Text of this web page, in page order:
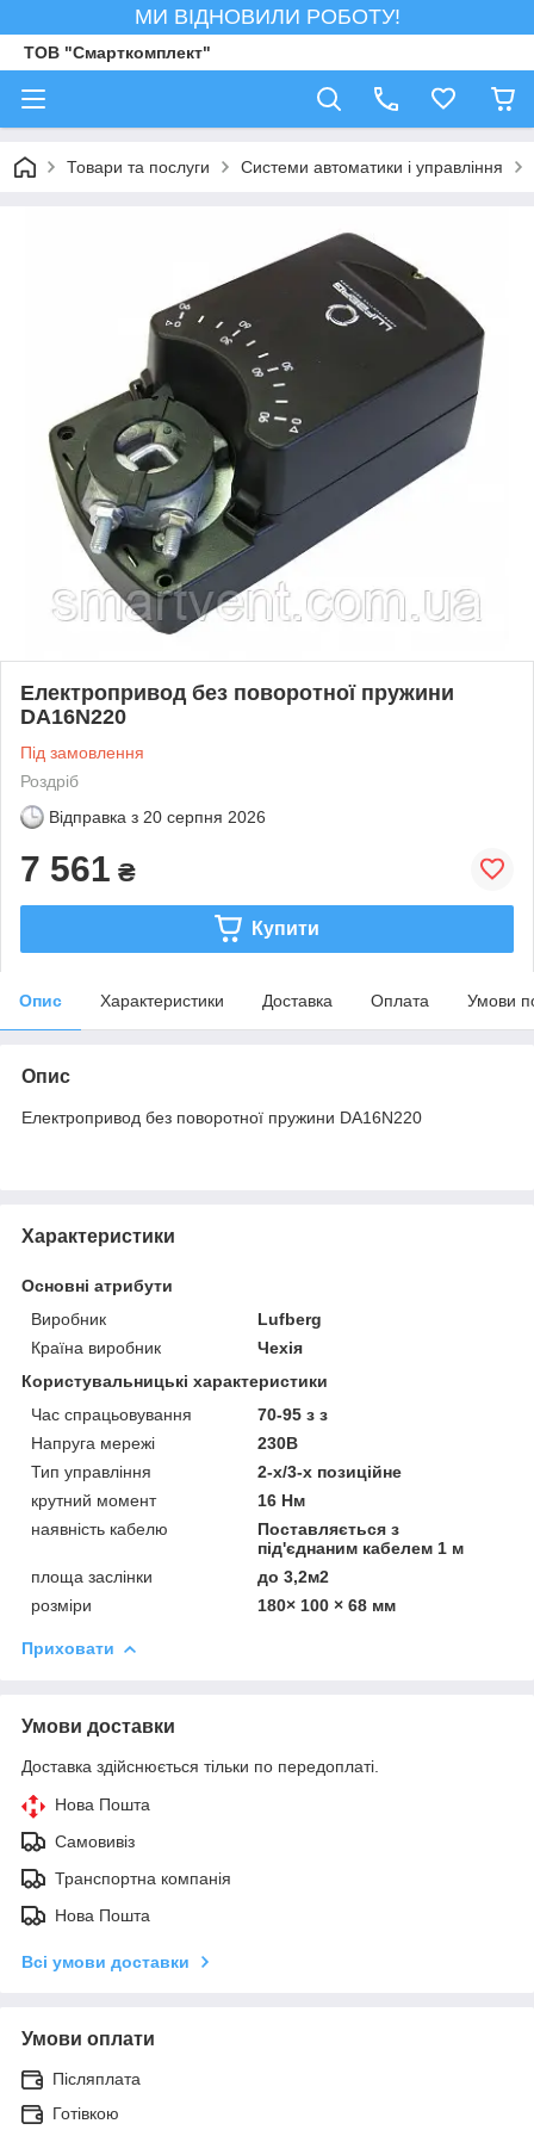
МИ ВІДНОВИЛИ РОБОТУ!
ТОВ "Смарткомплект"
Товари та послуги Системи автоматики і управління
Електропривод без поворотної пружини
DA16N220
Під замовлення
Роздріб
Відправка з 20 серпня 2026
7 561 ₴
Купити
Опис Характеристики Доставка Оплата Умови
Опис
Електропривод без поворотної пружини DA16N220
Характеристики
Основні атрибути
Виробник
Lufberg
Країна виробник
Чехія
Користувальницькі характеристики
Час спрацьовування
70-95 з з
Напруга мережі
230В
Тип управління
2-х/3-х позиційне
крутний момент
16 Нм
наявність кабелю
Поставляється з
під'єднаним кабелем 1 м
площа заслінки
до 3,2м2
розміри
180× 100 × 68 мм
Приховати
Умови доставки
Доставка здійснюється тільки по передоплаті.
Нова Пошта
Самовивіз
Транспортна компанія
Нова Пошта
Всі умови доставки
Умови оплати
Післяплата
Готівкою